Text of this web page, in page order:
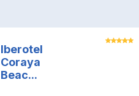
Iberotel
Coraya
Beac...